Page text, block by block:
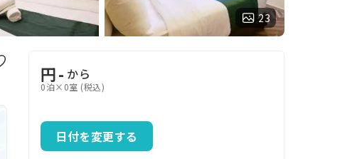
23
円- から
0泊×0室 (税込)
日付を変更する